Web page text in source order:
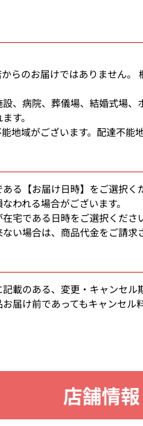
らのお届けではありません
、病院、葬儀場、結婚式場、
す。
地域がございます。 配達不能
る【お届け日時】をご選択く
われる場合がございます。
宅である日時をご選択くださ
い場合は、商品代金をご請求
載のある、変更・キャンセル
届け前であってもキャンセル
店舗情報